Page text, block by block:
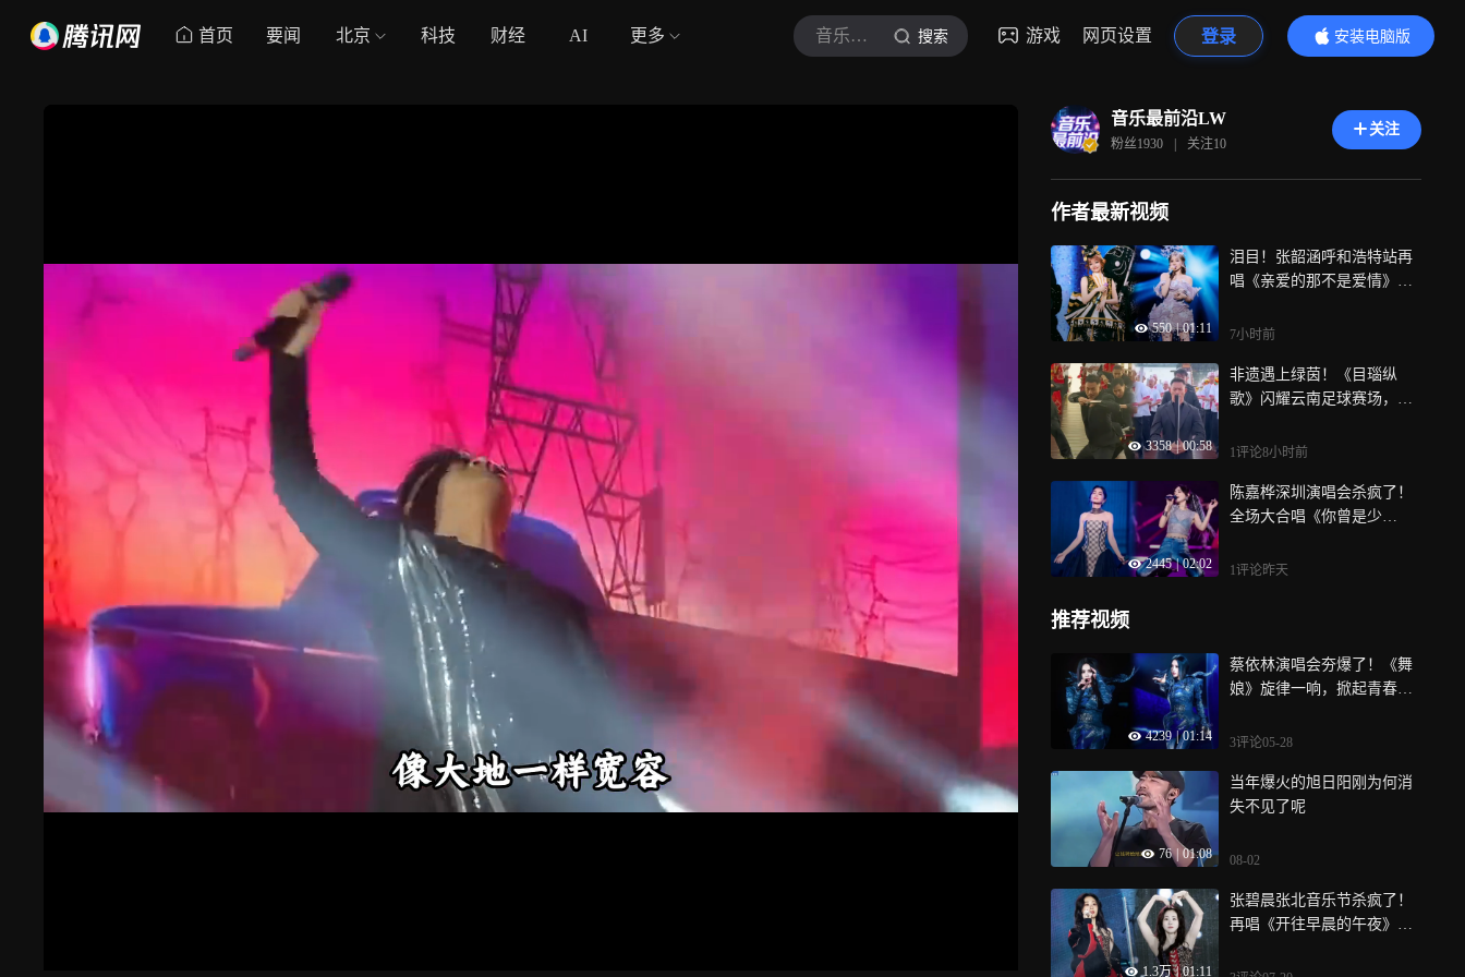
首页 要闻 北京 科技 财经 AI 更多 音乐最前沿LW 搜索 游戏 网页设置 登录
安装电脑版
内容更精彩
音乐最前沿LW
粉丝1930 | 关注10
关注
作者最新视频
550 | 01:11
泪目！张韶涵呼和浩特站再
唱《亲爱的那不是爱情》，
7小时前
3358 | 00:58
非遗遇上绿茵！《目瑙纵
歌》闪耀云南足球赛场，传
1评论8小时前
2445 | 02:02
陈嘉桦深圳演唱会杀疯了！
全场大合唱《你曾是少
1评论昨天
推荐视频
4239 | 01:14
蔡依林演唱会夯爆了！《舞
娘》旋律一响，掀起青春回
3评论05-28
76 01:08
当年爆火的旭日阳刚为何消
失不见了呢
08-02
1.3万 | 01:11
张碧晨张北音乐节杀疯了！
再唱《开往早晨的午夜》，